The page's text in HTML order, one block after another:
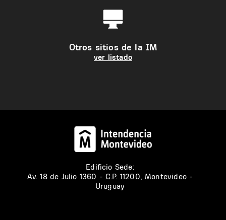
Otros sitios de la IM
ver listado
Edificio Sede:
Av. 18 de Julio 1360 - C.P. 11200, Montevideo -
Uruguay